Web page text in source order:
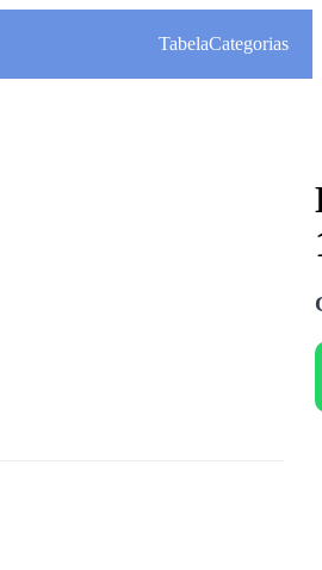
TabelaCategorias